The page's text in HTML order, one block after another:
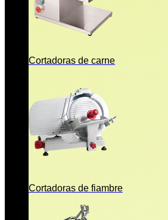
Cortadoras de carne
Cortadoras de fiambre